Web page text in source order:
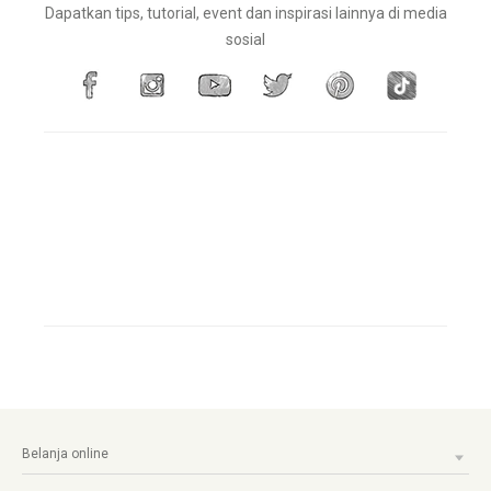
Dapatkan tips, tutorial, event dan inspirasi lainnya di media
sosial
Belanja online